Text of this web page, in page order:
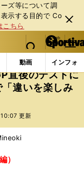
ズ等について調
⽰する⽬的で Co
こちら
閉じ
る
web Sportiva (webスポルティーバ)
検索
マイペ
ー
ジ
メニュ
動画 インフォ
F1 【F1】角田裕
直後のテストに
違いを楽しみ
更新
）